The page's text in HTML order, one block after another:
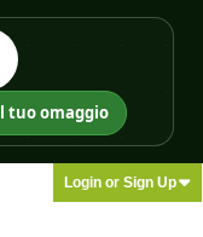
tuo omaggio
Login or Sign Up